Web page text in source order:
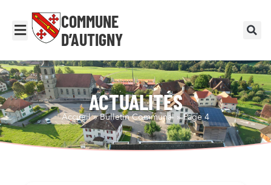
COMMUNE
D’AUTIGNY
ACTUALITÉS
Accueil»Bulletin Communal »Page 4